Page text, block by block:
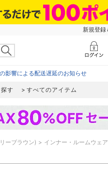
新規登録
影響による配送遅延のお知らせ
す すべてのアイテム
ーブラウン) インナー・ルームウェア